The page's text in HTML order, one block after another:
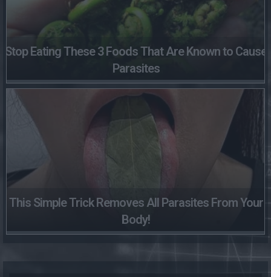
Stop Eating These 3 Foods That Are Known to Cause
Parasites
This Simple Trick Removes All Parasites From Your
Body!